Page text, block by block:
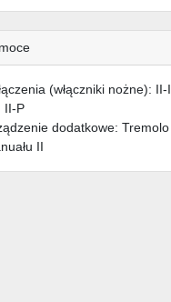
(włączniki nożne): II-I,
II-P
dodatkowe: Tremolo
II